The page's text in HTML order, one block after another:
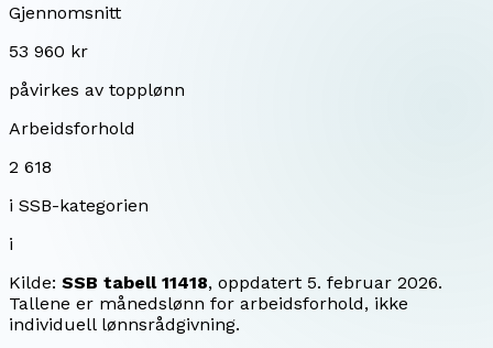
Gjennomsnitt
53 960 kr
påvirkes av topplønn
Arbeidsforhold
2 618
i SSB-kategorien
i
Kilde: SSB tabell 11418, oppdatert 5. februar 2026.
Tallene er månedslønn for arbeidsforhold, ikke
individuell lønnsrådgivning.